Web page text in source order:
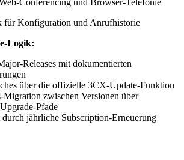
für Konfiguration und Anrufhistorie
Logik:
Releases mit dokumentierten
über die offizielle 3CX-Update-Funktion
zwischen Versionen über
Pfade
jährliche Subscription-Erneuerung